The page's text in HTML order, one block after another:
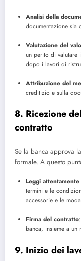
Analisi della
documentazione sia
Valutazione del
un perito di valutare
dopo i lavori di
Attribuzione del
creditizio e sulla
8. Ricezione
contratto
Se la banca approva
formale. A questo
Leggi
termini e le
accessorie e le
Firma del contratto
banca, insieme a un
9. Inizio dei